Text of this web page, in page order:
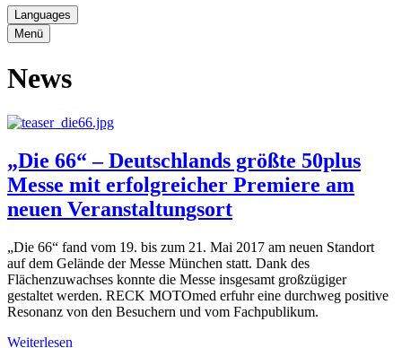
Languages
Menü
News
„Die 66“ – Deutschlands größte 50plus
Messe mit erfolgreicher Premiere am
neuen Veranstaltungsort
„Die 66“ fand vom 19. bis zum 21. Mai 2017 am neuen Standort
auf dem Gelände der Messe München statt. Dank des
Flächenzuwachses konnte die Messe insgesamt großzügiger
gestaltet werden. RECK MOTOmed erfuhr eine durchweg positive
Resonanz von den Besuchern und vom Fachpublikum.
Weiterlesen